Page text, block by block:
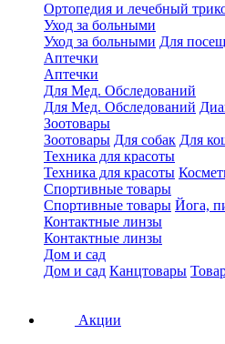
Ортопедия и лечебный
Уход за больными
Уход за больными Для
Аптечки
Аптечки
Для Мед. Обследований
Для Мед. Обследований
Зоотовары
Зоотовары Для собак Для
Техника для красоты
Техника для красоты
Спортивные товары
Спортивные товары Йога,
Контактные линзы
Контактные линзы
Дом и сад
Дом и сад Канцтовары
Акции